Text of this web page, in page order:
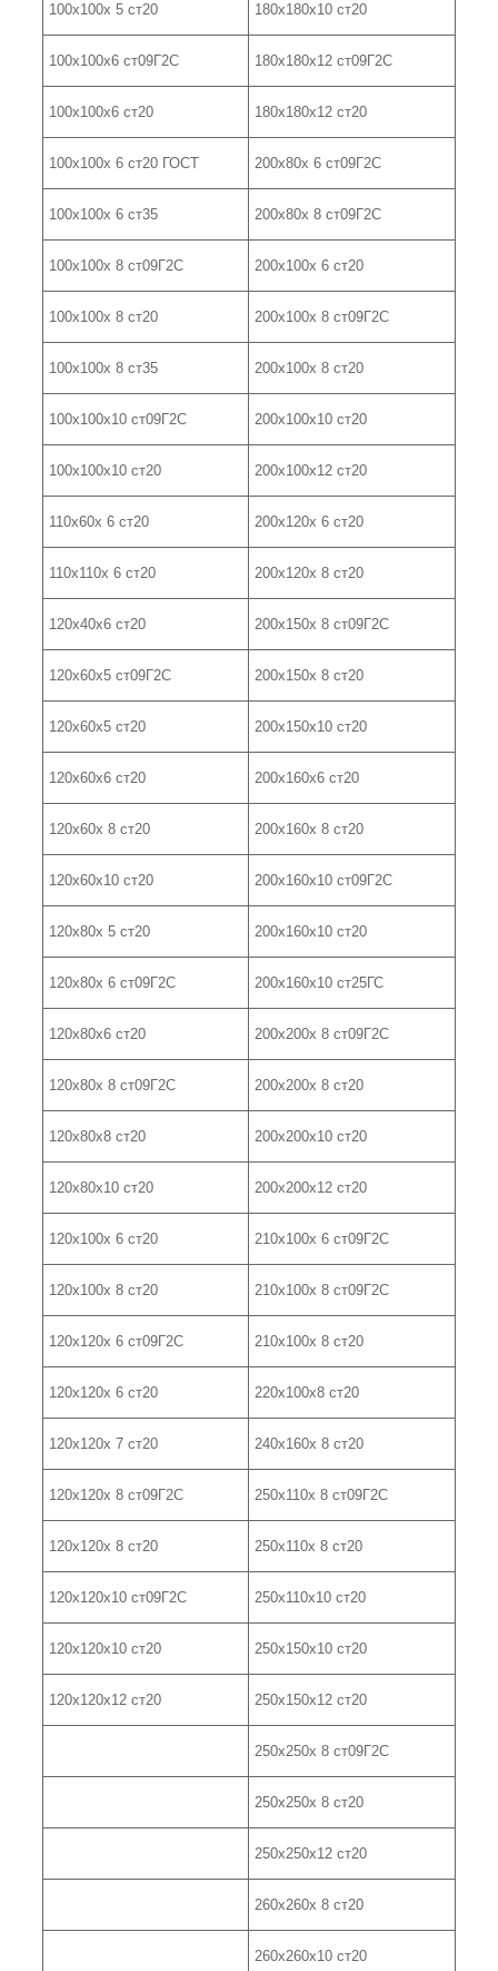
100х100х 5 ст20 180х180х10 ст20
100х100х6 ст09Г2С 180х180х12 ст09Г2С
100х100х6 ст20 180х180х12 ст20
100х100х 6 ст20 ГОСТ 200х80х 6 ст09Г2С
100х100х 6 ст35 200х80х 8 ст09Г2С
100х100х 8 ст09Г2С 200х100х 6 ст20
100х100х 8 ст20 200х100х 8 ст09Г2С
100х100х 8 ст35 200х100х 8 ст20
100х100х10 ст09Г2С 200х100х10 ст20
100х100х10 ст20 200х100х12 ст20
110х60х 6 ст20 200х120х 6 ст20
110х110х 6 ст20 200х120х 8 ст20
120х40х6 ст20 200х150х 8 ст09Г2С
120х60х5 ст09Г2С 200х150х 8 ст20
120х60х5 ст20 200х150х10 ст20
120х60х6 ст20 200х160х6 ст20
120х60х 8 ст20 200х160х 8 ст20
120х60х10 ст20 200х160х10 ст09Г2С
120х80х 5 ст20 200х160х10 ст20
120х80х 6 ст09Г2С 200х160х10 ст25ГС
120х80х6 ст20 200х200х 8 ст09Г2С
120х80х 8 ст09Г2С 200х200х 8 ст20
120х80х8 ст20 200х200х10 ст20
120х80х10 ст20 200х200х12 ст20
120х100х 6 ст20 210х100х 6 ст09Г2С
120х100х 8 ст20 210х100х 8 ст09Г2С
120х120х 6 ст09Г2С 210х100х 8 ст20
120х120х 6 ст20 220х100х8 ст20
120х120х 7 ст20 240х160х 8 ст20
120х120х 8 ст09Г2С 250х110х 8 ст09Г2С
120х120х 8 ст20 250х110х 8 ст20
120х120х10 ст09Г2С 250х110х10 ст20
120х120х10 ст20 250х150х10 ст20
120х120х12 ст20 250х150х12 ст20
250х250х 8 ст09Г2С
250х250х 8 ст20
250х250х12 ст20
260х260х 8 ст20
260х260х10 ст20